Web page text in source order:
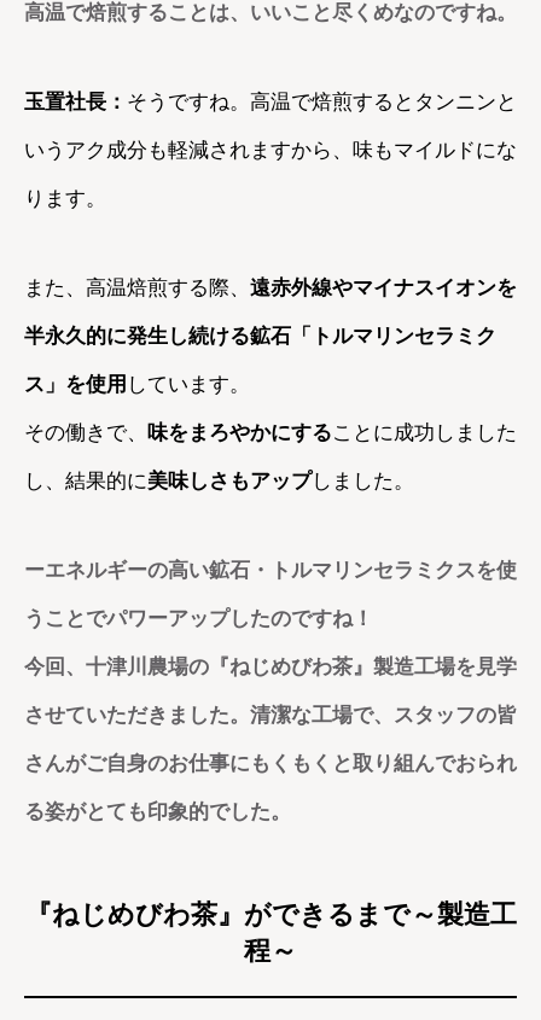
高温で焙煎することは、いいこと尽くめなのですね。
玉置社長： そうですね。高温で焙煎するとタンニンと
いうアク成分も軽減されますから、味もマイルドにな
ります。
また、高温焙煎する際、 遠赤外線やマイナスイオンを
半永久的に発生し続ける鉱石「トルマリンセラミク
ス」を使用 しています。
その働きで、 味をまろやかにすることに成功しました
し、結果的に美味しさもアップしました。
ーエネルギーの高い鉱石・トルマリンセラミクスを使
うことでパワーアップしたのですね！
今回、十津川農場の『ねじめびわ茶』製造工場を見学
させていただきました。清潔な工場で、スタッフの皆
さんがご自身のお仕事にもくもくと取り組んでおられ
る姿がとても印象的でした。
『ねじめびわ茶』ができるまで～製造工
程～